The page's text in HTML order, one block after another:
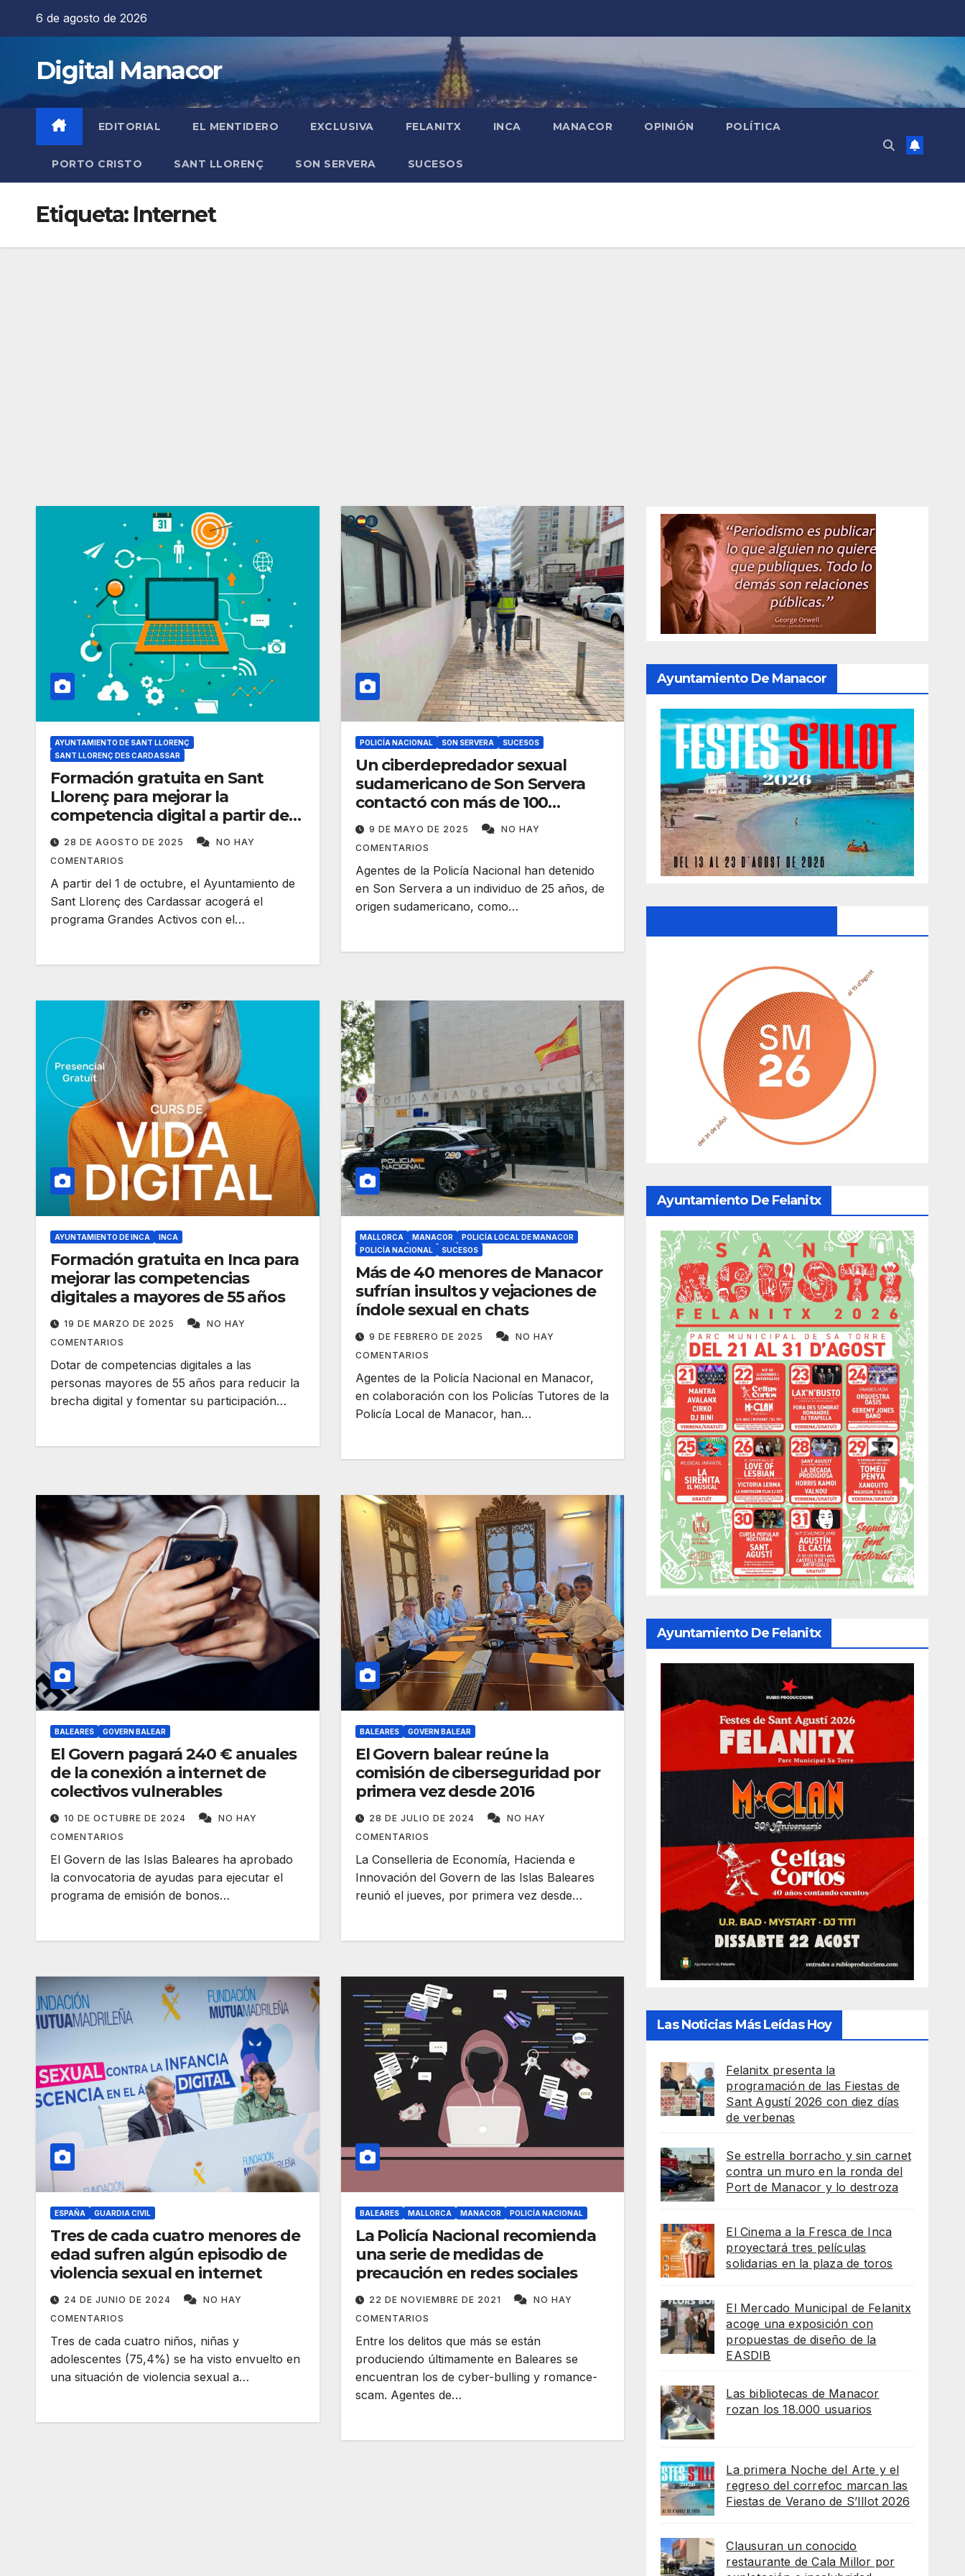
6 de agosto de 2026
Digital Manacor
EDITORIAL EL MENTIDERO EXCLUSIVA FELANITX INCA MANACOR OPINIÓN POLÍTICA
PORTO CRISTO SANT LLORENÇ SON SERVERA SUCESOS
Etiqueta: Internet
AYUNTAMIENTO DE SANT LLORENÇ
SANT LLORENÇ DES CARDASSAR
Formación gratuita en Sant
Llorenç para mejorar la
competencia digital a partir de
55 años
28 DE AGOSTO DE 2025
NO HAY
COMENTARIOS
A partir del 1 de octubre, el Ayuntamiento de
Sant Llorenç des Cardassar acogerá el
programa Grandes Activos con el…
POLICÍA NACIONAL SON SERVERA SUCESOS
Un ciberdepredador sexual
sudamericano de Son Servera
contactó con más de 100
menores
9 DE MAYO DE 2025
NO HAY
COMENTARIOS
Agentes de la Policía Nacional han detenido
en Son Servera a un individuo de 25 años, de
origen sudamericano, como…
AYUNTAMIENTO DE INCA INCA
Formación gratuita en Inca para
mejorar las competencias
digitales a mayores de 55 años
19 DE MARZO DE 2025
NO HAY
COMENTARIOS
Dotar de competencias digitales a las
personas mayores de 55 años para reducir la
brecha digital y fomentar su participación…
MALLORCA MANACOR
POLICÍA LOCAL DE MANACOR
POLICÍA NACIONAL
SUCESOS
Más de 40 menores de Manacor
sufrían insultos y vejaciones de
índole sexual en chats
9 DE FEBRERO DE 2025
NO HAY
COMENTARIOS
Agentes de la Policía Nacional en Manacor,
en colaboración con los Policías Tutores de la
Policía Local de Manacor, han…
BALEARES GOVERN BALEAR
El Govern pagará 240 € anuales
de la conexión a internet de
colectivos vulnerables
10 DE OCTUBRE DE 2024
NO HAY
COMENTARIOS
El Govern de las Islas Baleares ha aprobado
la convocatoria de ayudas para ejecutar el
programa de emisión de bonos…
BALEARES GOVERN BALEAR
El Govern balear reúne la
comisión de ciberseguridad por
primera vez desde 2016
28 DE JULIO DE 2024
NO HAY
COMENTARIOS
La Conselleria de Economía, Hacienda e
Innovación del Govern de las Islas Baleares
reunió el jueves, por primera vez desde…
ESPAÑA GUARDIA CIVIL
Tres de cada cuatro menores de
edad sufren algún episodio de
violencia sexual en internet
24 DE JUNIO DE 2024
NO HAY
COMENTARIOS
Tres de cada cuatro niños, niñas y
adolescentes (75,4%) se ha visto envuelto en
una situación de violencia sexual a…
BALEARES MALLORCA MANACOR POLICÍA NACIONAL
La Policía Nacional recomienda
una serie de medidas de
precaución en redes sociales
22 DE NOVIEMBRE DE 2021
NO HAY
COMENTARIOS
Entre los delitos que más se están
produciendo últimamente en Baleares se
encuentran los de cyber-bulling y romance-
scam. Agentes de…
Ayuntamiento De Manacor
Ayuntamiento De Felanitx
Ayuntamiento De Felanitx
Las Noticias Más Leídas Hoy
Felanitx presenta la
programación de las Fiestas de
Sant Agustí 2026 con diez días
de verbenas
Se estrella borracho y sin carnet
contra un muro en la ronda del
Port de Manacor y lo destroza
El Cinema a la Fresca de Inca
proyectará tres películas
solidarias en la plaza de toros
El Mercado Municipal de Felanitx
acoge una exposición con
propuestas de diseño de la
EASDIB
Las bibliotecas de Manacor
rozan los 18.000 usuarios
La primera Noche del Arte y el
regreso del correfoc marcan las
Fiestas de Verano de S’Illot 2026
Clausuran un conocido
restaurante de Cala Millor por